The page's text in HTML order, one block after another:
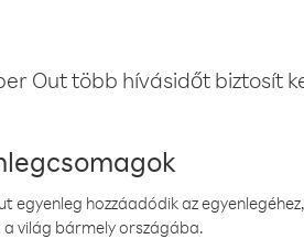
Out több hívásidőt biztosít
egyenleg hozzáadódik az
a világ bármely országába.